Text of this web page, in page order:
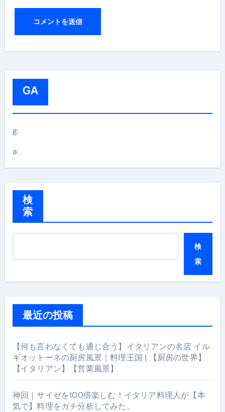
GA
g:
a:
検
索
検
索
最近の投稿
【何も言わなくても通じ合う】イタリアンの名店 イル
ギオットーネの厨房風景｜料理王国 | 【厨房の世界】
【イタリアン】【営業風景】
神回｜サイゼを100倍楽しむ！イタリア料理人が【本
気で】料理をガチ分析してみた。